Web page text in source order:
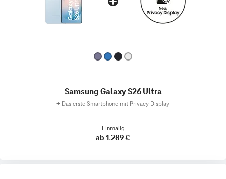
Samsung Galaxy S26 Ultra
+ Das erste Smartphone mit Privacy Display
Einmalig
ab 1.289 €